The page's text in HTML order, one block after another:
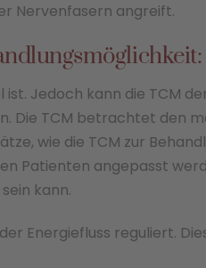
Nervenfasern angreift.
Jedoch kann die TCM
Die TCM betrachtet den
wie die TCM zur
Patienten angepasst
kann.
Energiefluss reguliert.